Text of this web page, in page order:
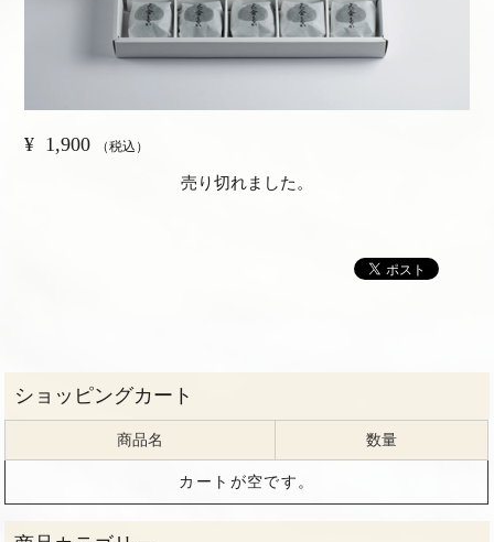
¥ 1,900 （税込）
売り切れました。
商品名 数量
カートが空です。